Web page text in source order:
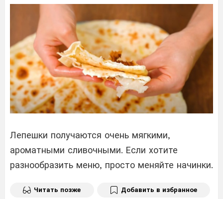
Лепешки получаются очень мягкими,
ароматными сливочными. Если хотите
разнообразить меню, просто меняйте начинки.
Читать позже Добавить в избранное